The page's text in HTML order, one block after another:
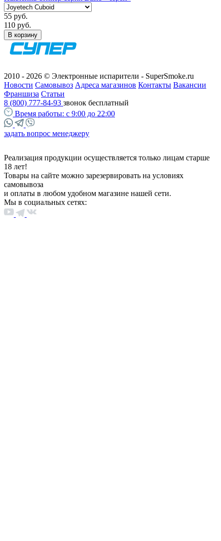
55 руб.
110 руб.
В корзину
2010 - 2026 © Электронные испарители - SuperSmoke.ru
Новости Самовывоз Адреса магазинов Контакты Вакансии
Франшиза Статьи
8 (800) 777-84-93 звонок бесплатный
Время работы: с 9:00 до 22:00
задать вопрос менеджеру
Реализация продукции осуществляется только лицам старше
18 лет!
Товары на сайте можно зарезервировать на условиях
самовывоза
и оплаты в любом удобном магазине нашей сети.
Мы в социальных сетях: